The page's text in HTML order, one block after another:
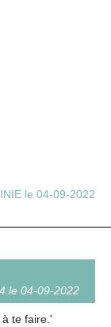
le 04-09-2022
le 04-09-2022
te faire.'